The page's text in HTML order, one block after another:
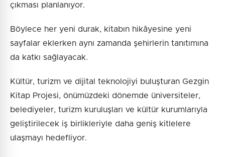
çıkması planlanıyor.
Böylece her yeni durak, kitabın hikâyesine yeni
sayfalar eklerken aynı zamanda şehirlerin tanıtımına
da katkı sağlayacak.
Kültür, turizm ve dijital teknolojiyi buluşturan Gezgin
Kitap Projesi, önümüzdeki dönemde üniversiteler,
belediyeler, turizm kuruluşları ve kültür kurumlarıyla
geliştirilecek iş birlikleriyle daha geniş kitlelere
ulaşmayı hedefliyor.